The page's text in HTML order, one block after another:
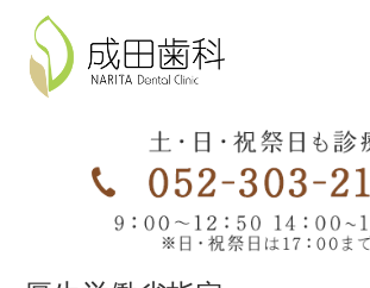
ＨＯＭＥ
当院のこだわり
スタッフ・院内紹介
診療時間＆アクセス